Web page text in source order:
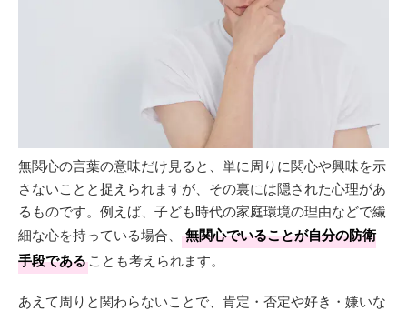
無関心の言葉の意味だけ見ると、単に周りに関心や興味を示
さないことと捉えられますが、その裏には隠された心理があ
るものです。例えば、子ども時代の家庭環境の理由などで繊
細な心を持っている場合、
無関心でいることが自分の防衛
手段であることも考えられます。
あえて周りと関わらないことで、肯定・否定や好き・嫌いな